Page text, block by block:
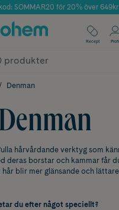
Butik 2025 inom Skönhet
SOMMAR20 för 20% över 649kr
✓ Fri frakt
✓ Poäng på alla köp*
Recept Profil
Denman
Denman
hårvårdande verktyg som
deras borstar och kammar får
blir mer glänsande och
du efter något speciellt?